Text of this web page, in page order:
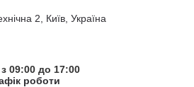
2, Київ, Україна
09:00 до 17:00
роботи